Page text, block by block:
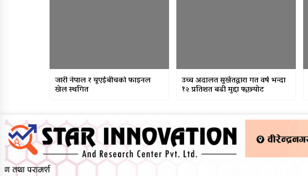
जारी नेपाल र यूएईबीचको फाइनल
खेल स्थगित
उच्च अदालत सुर्खेतद्वारा गत वर्ष भन्दा
१२ प्रतिशत बढी मुद्दा फछ्र्योट